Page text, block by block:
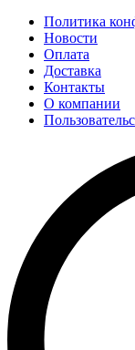
Политика
Новости
Оплата
Доставка
Контакты
О компании